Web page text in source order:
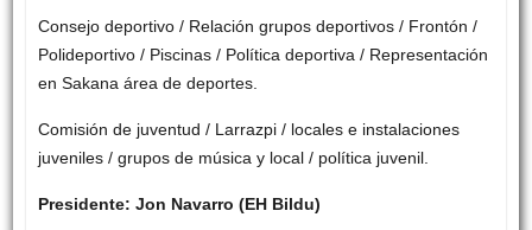
Consejo deportivo / Relación grupos deportivos / Frontón /
Polideportivo / Piscinas / Política deportiva / Representación
en Sakana área de deportes.
Comisión de juventud / Larrazpi / locales e instalaciones
juveniles / grupos de música y local / política juvenil.
Presidente: Jon Navarro (EH Bildu)